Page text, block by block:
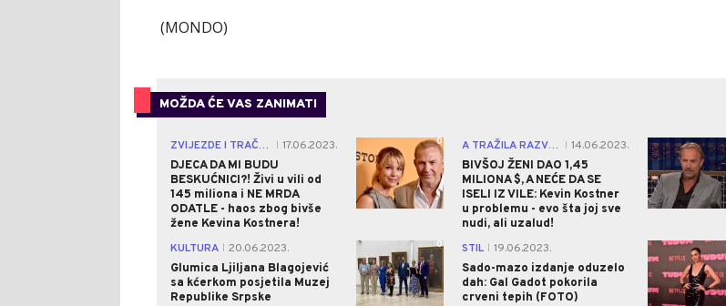
(MONDO)
MOŽDA ĆE VAS ZANIMATI
ZVIJEZDE I TRAČEVI
17.06.2023.
DJECA DA MI BUDU
BESKUĆNICI?! Živi u vili od
145 miliona i NE MRDA
ODATLE - haos zbog bivše
žene Kevina Kostnera!
0 A TRAŽILA RAZVOD
14.06.2023.
BIVŠOJ ŽENI DAO 1,45
MILIONA $, A NEĆE DA SE
ISELI IZ VILE: Kevin Kostner
u problemu - evo šta joj sve
nudi, ali uzalud!
KULTURA
20.06.2023.
Glumica Ljiljana Blagojević
sa kćerkom posjetila Muzej
Republike Srpske
0 STIL
19.06.2023.
Sado-mazo izdanje oduzelo
dah: Gal Gadot pokorila
crveni tepih (FOTO)